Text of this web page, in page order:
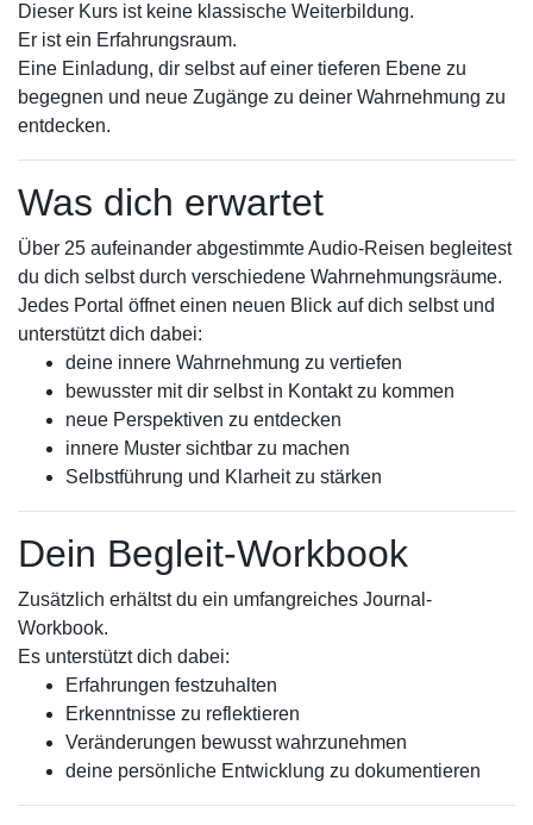
Dieser Kurs ist keine klassische Weiterbildung.
Er ist ein Erfahrungsraum.
Eine Einladung, dir selbst auf einer tieferen Ebene zu
begegnen und neue Zugänge zu deiner Wahrnehmung zu
entdecken.
Was dich erwartet
Über 25 aufeinander abgestimmte Audio-Reisen begleitest
du dich selbst durch verschiedene Wahrnehmungsräume.
Jedes Portal öffnet einen neuen Blick auf dich selbst und
unterstützt dich dabei:
deine innere Wahrnehmung zu vertiefen
bewusster mit dir selbst in Kontakt zu kommen
neue Perspektiven zu entdecken
innere Muster sichtbar zu machen
Selbstführung und Klarheit zu stärken
Dein Begleit-Workbook
Zusätzlich erhältst du ein umfangreiches Journal-
Workbook.
Es unterstützt dich dabei:
Erfahrungen festzuhalten
Erkenntnisse zu reflektieren
Veränderungen bewusst wahrzunehmen
deine persönliche Entwicklung zu dokumentieren